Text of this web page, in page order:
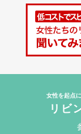
女性を起点
リビ